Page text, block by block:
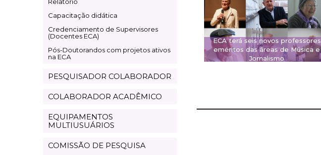
Capacitação didática
Credenciamento de Supervisores
(Docentes ECA)
Pós-Doutorandos com projetos ativos
na ECA
PESQUISADOR COLABORADOR
COLABORADOR ACADÊMICO
EQUIPAMENTOS
MULTIUSUÁRIOS
COMISSÃO DE PESQUISA
ECA terá seis novos professores
eméritos das áreas de Música e
Jornalismo